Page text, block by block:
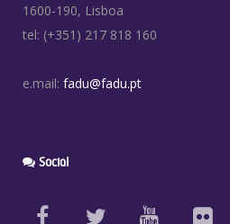
1600-190, Lisboa
tel: (+351) 217 818 160
e.mail: fadu@fadu.pt
Social